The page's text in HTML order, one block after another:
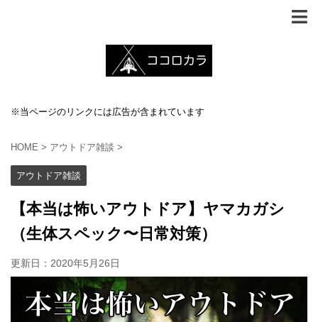
※当ページのリンクには広告が含まれています
HOME > アウトドア雑談 >
アウトドア雑談
【本当は怖いアウトドア】ヤマカガシ
（生体スペック〜日常対策）
更新日： 2020年5月26日